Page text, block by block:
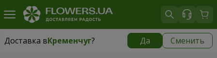
Доставка вКременчуг? Да Сменить
Доставка вКременчуг|